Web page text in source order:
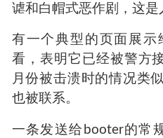
谑和白帽式恶作剧，这是
有一个典型的页面展示
看，表明它已经被警方
月份被击溃时的情况类
也被联系。
一条发送给booter的常